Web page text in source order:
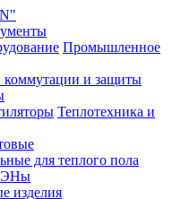
Промышленное
коммутации и защиты
Теплотехника и
для теплого пола